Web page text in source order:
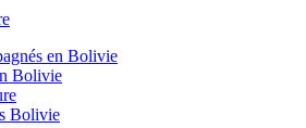
en Bolivie
Bolivie
Bolivie